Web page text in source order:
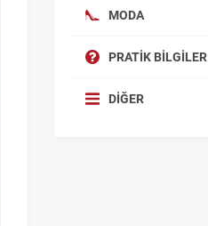
MODA
PRATIK BILGILER
DIĞER